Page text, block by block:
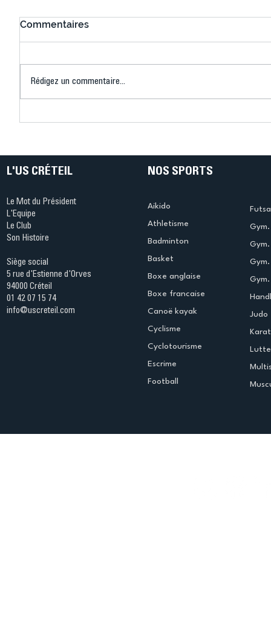
Ping ? Quand le tennis de
termine
Commentaires
Rédigez un commentaire...
L'US CRÉTEIL
Le Mot du Président
L'Equipe
Le Club
Son Histoire
Siège social
5 rue d'Estienne d'Orves
94000 Créteil
01 42 07 15 74
info@uscreteil.com
NOS SPORTS
Aikido
Athletisme
Badminton
Basket
Boxe anglaise
Boxe francaise
Canoë kayak
Cyclisme
Cyclotourisme
Escrime
Football
Judo
Lutte